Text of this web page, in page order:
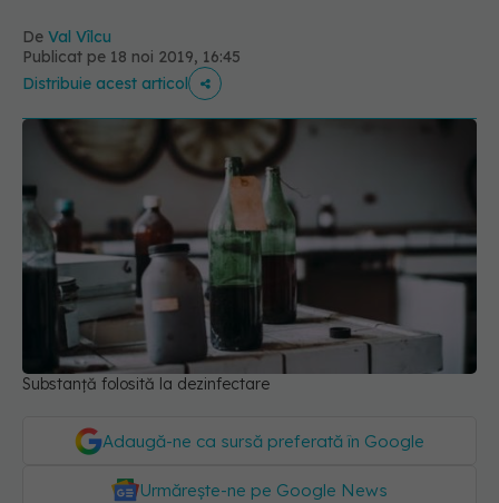
De Val Vîlcu
Publicat pe 18 noi 2019, 16:45
Distribuie acest articol
Substanță folosită la dezinfectare
Adaugă-ne ca sursă preferată în Google
Urmărește-ne pe Google News